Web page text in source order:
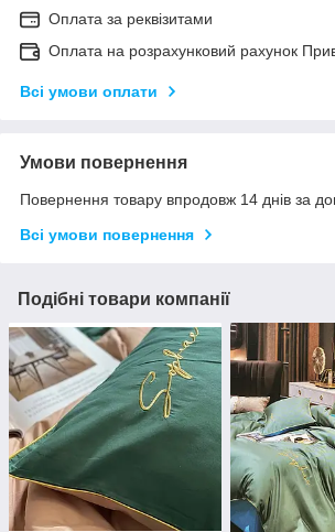
Оплата за реквізитами
Оплата на розрахунковий рахунок
Всі умови оплати
Умови повернення
Повернення товару впродовж 14 днів за
Всі умови повернення
Подібні товари компанії